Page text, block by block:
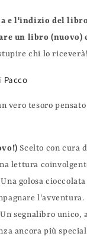
e l'indizio del
un libro (nuovo)
chi lo riceverà!
Pacco
vero tesoro
Scelto con cura
lettura
Una golosa
l'avventura.
Un segnalibro unico,
ancora più